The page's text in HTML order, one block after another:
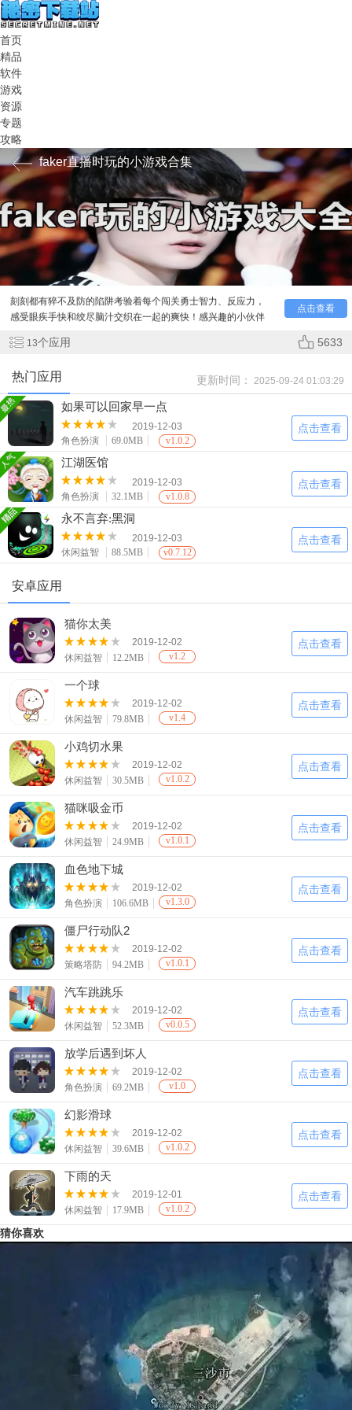
首页
精品
软件
游戏
资源
专题
攻略
faker直播时玩的小游戏合集
点击查看
faker直播时玩的小游戏合集提供给小伙伴们，关卡挑战玩
法首次摆脱节奏跳跃，增加尖刺、火线、玻璃危险机关，时时
感受眼疾手快和绞尽脑汁交织在一起的爽快！感兴趣的小伙伴
欢迎下载！
13个应用 5633
热门应用 更新时间： 2025-09-24 01:03:29
如果可以回家早一点
2019-12-03
角色扮演
69.0MB v1.0.2
点击查看
江湖医馆
2019-12-03
角色扮演
32.1MB v1.0.8
点击查看
永不言弃:黑洞
2019-12-03
休闲益智
88.5MB v0.7.12
点击查看
安卓应用
猫你太美
2019-12-02
休闲益智
12.2MB v1.2
点击查看
一个球
2019-12-02
休闲益智
79.8MB v1.4
点击查看
小鸡切水果
2019-12-02
休闲益智
30.5MB v1.0.2
点击查看
猫咪吸金币
2019-12-02
休闲益智
24.9MB v1.0.1
点击查看
血色地下城
2019-12-02
角色扮演
106.6MB v1.3.0
点击查看
僵尸行动队2
2019-12-02
策略塔防
94.2MB v1.0.1
点击查看
汽车跳跳乐
2019-12-02
休闲益智
52.3MB v0.0.5
点击查看
放学后遇到坏人
2019-12-02
角色扮演
69.2MB v1.0
点击查看
幻影滑球
2019-12-02
休闲益智
39.6MB v1.0.2
点击查看
下雨的天
2019-12-01
休闲益智
17.9MB v1.0.2
点击查看
猜你喜欢